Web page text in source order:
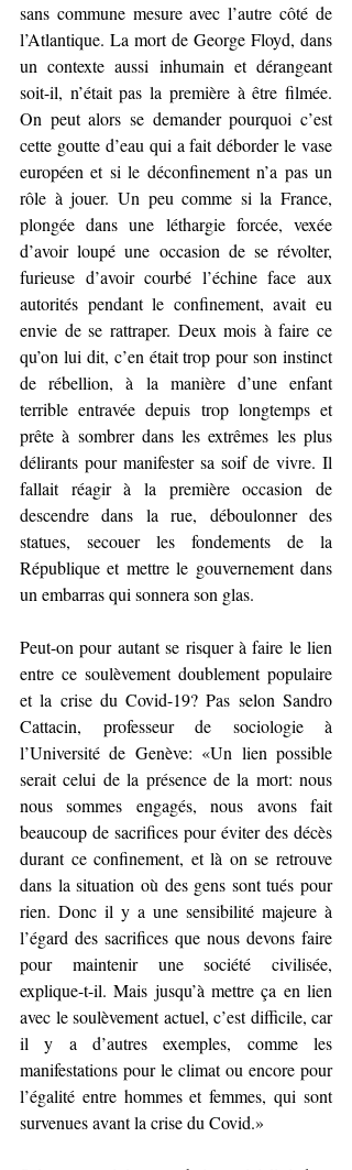
sans commune mesure avec l’autre côté de
l’Atlantique. La mort de George Floyd, dans
un contexte aussi inhumain et dérangeant
soit-il, n’était pas la première à être filmée.
On peut alors se demander pourquoi c’est
cette goutte d’eau qui a fait déborder le vase
européen et si le déconfinement n’a pas un
rôle à jouer. Un peu comme si la France,
plongée dans une léthargie forcée, vexée
d’avoir loupé une occasion de se révolter,
furieuse d’avoir courbé l’échine face aux
autorités pendant le confinement, avait eu
envie de se rattraper. Deux mois à faire ce
qu’on lui dit, c’en était trop pour son instinct
de rébellion, à la manière d’une enfant
terrible entravée depuis trop longtemps et
prête à sombrer dans les extrêmes les plus
délirants pour manifester sa soif de vivre. Il
fallait réagir à la première occasion de
descendre dans la rue, déboulonner des
statues, secouer les fondements de la
République et mettre le gouvernement dans
un embarras qui sonnera son glas.
Peut-on pour autant se risquer à faire le lien
entre ce soulèvement doublement populaire
et la crise du Covid-19? Pas selon Sandro
Cattacin, professeur de sociologie à
l’Université de Genève: «Un lien possible
serait celui de la présence de la mort: nous
nous sommes engagés, nous avons fait
beaucoup de sacrifices pour éviter des décès
durant ce confinement, et là on se retrouve
dans la situation où des gens sont tués pour
rien. Donc il y a une sensibilité majeure à
l’égard des sacrifices que nous devons faire
pour maintenir une société civilisée,
explique-t-il. Mais jusqu’à mettre ça en lien
avec le soulèvement actuel, c’est difficile, car
il y a d’autres exemples, comme les
manifestations pour le climat ou encore pour
l’égalité entre hommes et femmes, qui sont
survenues avant la crise du Covid.»